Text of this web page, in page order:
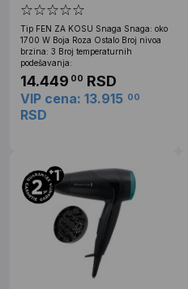
Tip FEN ZA KOSU Snaga Snaga: oko
1700 W Boja Roza Ostalo Broj nivoa
brzina: 3 Broj temperaturnih
podešavanja:
14.449 00 RSD
VIP cena: 13.915 00
RSD